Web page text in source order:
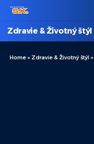
Zdravie & Životný štýl
Home » Zdravie & Životný štýl »